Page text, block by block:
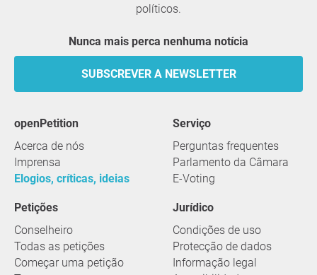
políticos.
Nunca mais perca nenhuma notícia
SUBSCREVER A NEWSLETTER
openPetition
Acerca de nós
Imprensa
Elogios, críticas, ideias
serviço
Perguntas frequentes
Parlamento da Câmara
E-Voting
Petições
Conselheiro
Todas as petições
Começar uma petição
Jurídico
Condições de uso
Protecção de dados
Informação legal